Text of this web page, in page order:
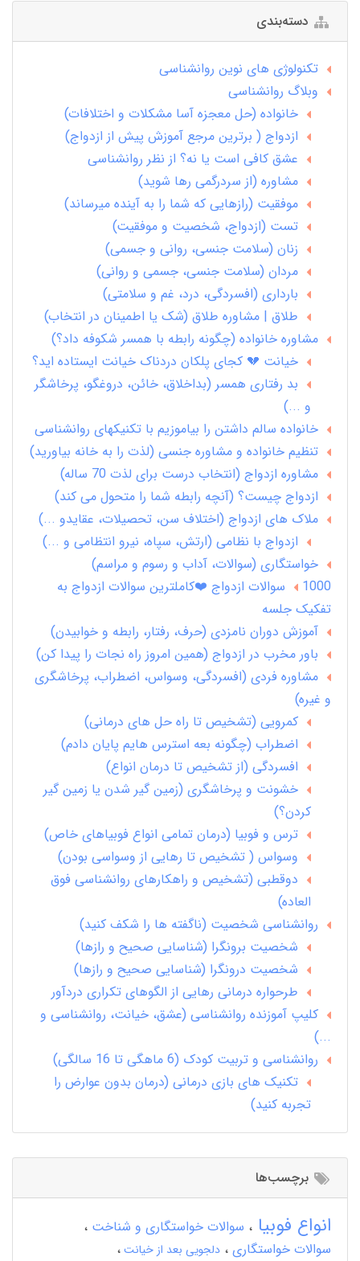
دسته‌بندی
تکنولوژی های نوین روانشناسی
وبلاگ روانشناسی
خانواده (حل معجزه آسا مشکلات و اختلافات)
ازدواج ( برترین مرجع آموزش پیش از ازدواج)
عشق کافی است یا نه؟ از نظر روانشناسی
مشاوره (از سردرگمی رها شوید)
موفقیت (رازهایی که شما را به آینده میرساند)
تست (ازدواج، شخصیت و موفقیت)
زنان (سلامت جنسی، روانی و جسمی)
مردان (سلامت جنسی، جسمی و روانی)
بارداری (افسردگی، درد، غم و سلامتی)
طلاق | مشاوره طلاق (شک یا اطمینان در انتخاب)
مشاوره خانواده (چگونه رابطه با همسر شکوفه داد؟)
خیانت 💔 کجای پلکان دردناک خیانت ایستاده اید؟
بد رفتاری همسر (بداخلاق، خائن، دروغگو، پرخاشگر
و ...)
خانواده سالم داشتن را بیاموزیم با تکنیکهای روانشناسی
تنظیم خانواده و مشاوره جنسی (لذت را به خانه بیاورید)
مشاوره ازدواج (انتخاب درست برای لذت 70 ساله)
ازدواج چیست؟ (آنچه رابطه شما را متحول می کند)
ملاک های ازدواج (اختلاف سن، تحصیلات، عقایدو ...)
ازدواج با نظامی (ارتش، سپاه، نیرو انتظامی و ...)
خواستگاری (سوالات، آداب و رسوم و مراسم)
1000 سوالات ازدواج ❤️کاملترین سوالات ازدواج به
تفکیک جلسه
آموزش دوران نامزدی (حرف، رفتار، رابطه و خوابیدن)
باور مخرب در ازدواج (همین امروز راه نجات را پیدا کن)
مشاوره فردی (افسردگی، وسواس، اضطراب، پرخاشگری
و غیره)
کمرویی (تشخیص تا راه حل های درمانی)
اضطراب (چگونه بعه استرس هایم پایان دادم)
افسردگی (از تشخیص تا درمان انواع)
خشونت و پرخاشگری (زمین گیر شدن یا زمین گیر
کردن؟)
ترس و فوبیا (درمان تمامی انواع فوبیاهای خاص)
وسواس ( تشخیص تا رهایی از وسواسی بودن)
دوقطبی (تشخیص و راهکارهای روانشناسی فوق
العاده)
روانشناسی شخصیت (ناگفته ها را شکف کنید)
شخصیت برونگرا (شناسایی صحیح و رازها)
شخصیت درونگرا (شناسایی صحیح و رازها)
طرحواره درمانی رهایی از الگوهای تکراری دردآور
کلیپ آموزنده روانشناسی (عشق، خیانت، روانشناسی و
...)
روانشناسی و تربیت کودک (6 ماهگی تا 16 سالگی)
تکنیک های بازی درمانی (درمان بدون عوارض را
تجربه کنید)
برچسب‌ها
انواع فوبیا
سوالات خواستگاری و شناخت
سوالات خواستگاری
دلجویی بعد از خیانت